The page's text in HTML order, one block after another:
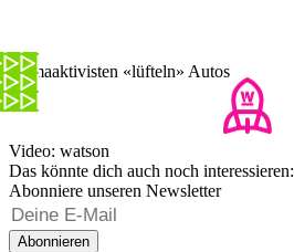
Klimaaktivisten «lüfteln» Autos
Video: watson
Das könnte dich auch noch interessieren:
Abonniere unseren Newsletter
Abonnieren